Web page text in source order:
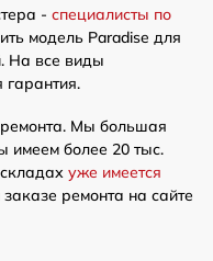
- специалисты по
модель Paradise для
На все виды
гарантия.
Мы большая
имеем более 20 тыс.
уже имеется
ремонта на сайте